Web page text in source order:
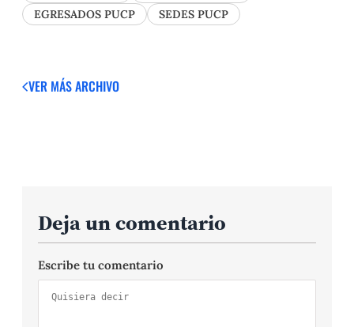
EGRESADOS PUCP
SEDES PUCP
VER MÁSARCHIVO
Deja un comentario
Escribe tu comentario